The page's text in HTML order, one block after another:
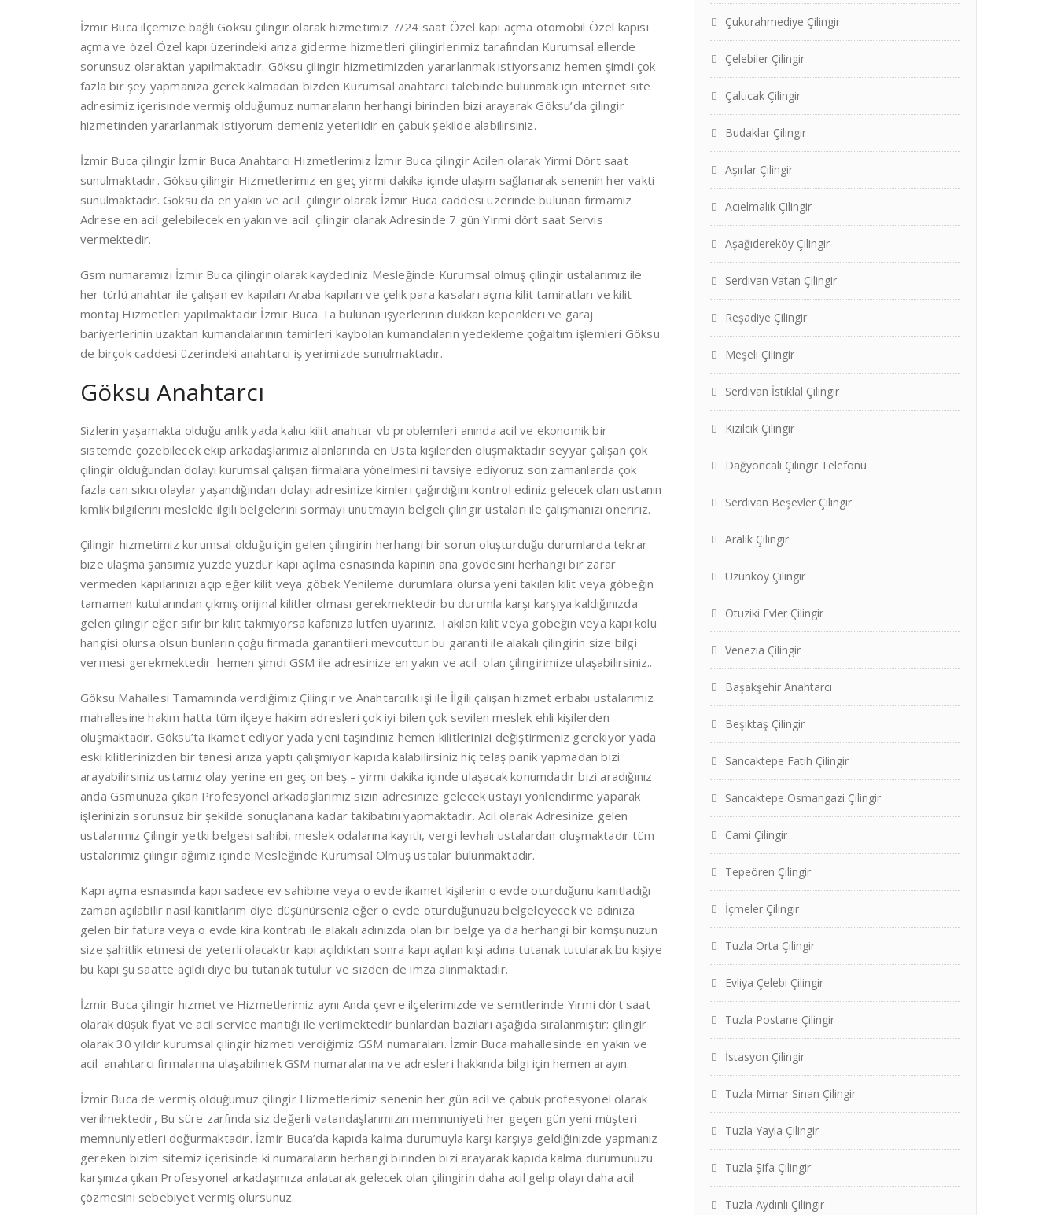
İzmir Buca ilçemize bağlı Göksu çilingir olarak hizmetimiz 7/24 saat Özel kapı açma otomobil Özel kapısı
açma ve özel Özel kapı üzerindeki arıza giderme hizmetleri çilingirlerimiz tarafından Kurumsal ellerde
sorunsuz olaraktan yapılmaktadır. Göksu çilingir hizmetimizden yararlanmak istiyorsanız hemen şimdi çok
fazla bir şey yapmanıza gerek kalmadan bizden Kurumsal anahtarcı talebinde bulunmak için internet site
adresimiz içerisinde vermiş olduğumuz numaraların herhangi birinden bizi arayarak Göksu’da çilingir
hizmetinden yararlanmak istiyorum demeniz yeterlidir en çabuk şekilde alabilirsiniz.
İzmir Buca çilingir İzmir Buca Anahtarcı Hizmetlerimiz İzmir Buca çilingir Acilen olarak Yirmi Dört saat
sunulmaktadır. Göksu çilingir Hizmetlerimiz en geç yirmi dakika içinde ulaşım sağlanarak senenin her vakti
sunulmaktadır. Göksu da en yakın ve acil çilingir olarak İzmir Buca caddesi üzerinde bulunan firmamız
Adrese en acil gelebilecek en yakın ve acil çilingir olarak Adresinde 7 gün Yirmi dört saat Servis
vermektedir.
Gsm numaramızı İzmir Buca çilingir olarak kaydediniz Mesleğinde Kurumsal olmuş çilingir ustalarımız ile
her türlü anahtar ile çalışan ev kapıları Araba kapıları ve çelik para kasaları açma kilit tamiratları ve kilit
montaj Hizmetleri yapılmaktadır İzmir Buca Ta bulunan işyerlerinin dükkan kepenkleri ve garaj
bariyerlerinin uzaktan kumandalarının tamirleri kaybolan kumandaların yedekleme çoğaltım işlemleri Göksu
de birçok caddesi üzerindeki anahtarcı iş yerimizde sunulmaktadır.
Göksu Anahtarcı
Sizlerin yaşamakta olduğu anlık yada kalıcı kilit anahtar vb problemleri anında acil ve ekonomik bir
sistemde çözebilecek ekip arkadaşlarımız alanlarında en Usta kişilerden oluşmaktadır seyyar çalışan çok
çilingir olduğundan dolayı kurumsal çalışan firmalara yönelmesini tavsiye ediyoruz son zamanlarda çok
fazla can sıkıcı olaylar yaşandığından dolayı adresinize kimleri çağırdığını kontrol ediniz gelecek olan ustanın
kimlik bilgilerini meslekle ilgili belgelerini sormayı unutmayın belgeli çilingir ustaları ile çalışmanızı öneririz.
Çilingir hizmetimiz kurumsal olduğu için gelen çilingirin herhangi bir sorun oluşturduğu durumlarda tekrar
bize ulaşma şansımız yüzde yüzdür kapı açılma esnasında kapının ana gövdesini herhangi bir zarar
vermeden kapılarınızı açıp eğer kilit veya göbek Yenileme durumlara olursa yeni takılan kilit veya göbeğin
tamamen kutularından çıkmış orijinal kilitler olması gerekmektedir bu durumla karşı karşıya kaldığınızda
gelen çilingir eğer sıfır bir kilit takmıyorsa kafanıza lütfen uyarınız. Takılan kilit veya göbeğin veya kapı kolu
hangisi olursa olsun bunların çoğu firmada garantileri mevcuttur bu garanti ile alakalı çilingirin size bilgi
vermesi gerekmektedir. hemen şimdi GSM ile adresinize en yakın ve acil olan çilingirimize ulaşabilirsiniz..
Göksu Mahallesi Tamamında verdiğimiz Çilingir ve Anahtarcılık işi ile İlgili çalışan hizmet erbabı ustalarımız
mahallesine hakim hatta tüm ilçeye hakim adresleri çok iyi bilen çok sevilen meslek ehli kişilerden
oluşmaktadır. Göksu’ta ikamet ediyor yada yeni taşındınız hemen kilitlerinizi değiştirmeniz gerekiyor yada
eski kilitlerinizden bir tanesi arıza yaptı çalışmıyor kapıda kalabilirsiniz hiç telaş panik yapmadan bizi
arayabilirsiniz ustamız olay yerine en geç on beş – yirmi dakika içinde ulaşacak konumdadır bizi aradığınız
anda Gsmunuza çıkan Profesyonel arkadaşlarımız sizin adresinize gelecek ustayı yönlendirme yaparak
işlerinizin sorunsuz bir şekilde sonuçlanana kadar takibatını yapmaktadır. Acil olarak Adresinize gelen
ustalarımız Çilingir yetki belgesi sahibi, meslek odalarına kayıtlı, vergi levhalı ustalardan oluşmaktadır tüm
ustalarımız çilingir ağımız içinde Mesleğinde Kurumsal Olmuş ustalar bulunmaktadır.
Kapı açma esnasında kapı sadece ev sahibine veya o evde ikamet kişilerin o evde oturduğunu kanıtladığı
zaman açılabilir nasıl kanıtlarım diye düşünürseniz eğer o evde oturduğunuzu belgeleyecek ve adınıza
gelen bir fatura veya o evde kira kontratı ile alakalı adınızda olan bir belge ya da herhangi bir komşunuzun
size şahitlik etmesi de yeterli olacaktır kapı açıldıktan sonra kapı açılan kişi adına tutanak tutularak bu kişiye
bu kapı şu saatte açıldı diye bu tutanak tutulur ve sizden de imza alınmaktadır.
İzmir Buca çilingir hizmet ve Hizmetlerimiz aynı Anda çevre ilçelerimizde ve semtlerinde Yirmi dört saat
olarak düşük fiyat ve acil service mantığı ile verilmektedir bunlardan bazıları aşağıda sıralanmıştır: çilingir
olarak 30 yıldır kurumsal çilingir hizmeti verdiğimiz GSM numaraları. İzmir Buca mahallesinde en yakın ve
acil anahtarcı firmalarına ulaşabilmek GSM numaralarına ve adresleri hakkında bilgi için hemen arayın.
İzmir Buca de vermiş olduğumuz çilingir Hizmetlerimiz senenin her gün acil ve çabuk profesyonel olarak
verilmektedir, Bu süre zarfında siz değerli vatandaşlarımızın memnuniyeti her geçen gün yeni müşteri
memnuniyetleri doğurmaktadır. İzmir Buca’da kapıda kalma durumuyla karşı karşıya geldiğinizde yapmanız
gereken bizim sitemiz içerisinde ki numaraların herhangi birinden bizi arayarak kapıda kalma durumunuzu
karşınıza çıkan Profesyonel arkadaşımıza anlatarak gelecek olan çilingirin daha acil gelip olayı daha acil
çözmesini sebebiyet vermiş olursunuz.
Çukurahmediye Çilingir
Çelebiler Çilingir
Çaltıcak Çilingir
Budaklar Çilingir
Aşırlar Çilingir
Acıelmalık Çilingir
Aşağıdereköy Çilingir
Serdivan Vatan Çilingir
Reşadiye Çilingir
Meşeli Çilingir
Serdivan İstiklal Çilingir
Kızılcık Çilingir
Dağyoncalı Çilingir Telefonu
Serdivan Beşevler Çilingir
Aralık Çilingir
Uzunköy Çilingir
Otuziki Evler Çilingir
Venezia Çilingir
Başakşehir Anahtarcı
Beşiktaş Çilingir
Sancaktepe Fatih Çilingir
Sancaktepe Osmangazi Çilingir
Cami Çilingir
Tepeören Çilingir
İçmeler Çilingir
Tuzla Orta Çilingir
Evliya Çelebi Çilingir
Tuzla Postane Çilingir
İstasyon Çilingir
Tuzla Mimar Sinan Çilingir
Tuzla Yayla Çilingir
Tuzla Şifa Çilingir
Tuzla Aydınlı Çilingir